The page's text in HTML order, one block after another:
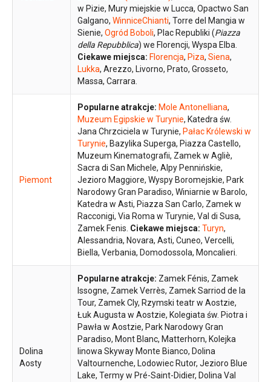
w Pizie, Mury miejskie w Lucca, Opactwo San
Galgano, WinniceChianti, Torre del Mangia w
Sienie, Ogród Boboli, Plac Republiki (Piazza
della Repubblica) we Florencji, Wyspa Elba.
Ciekawe miejsca: Florencja, Piza, Siena,
Lukka, Arezzo, Livorno, Prato, Grosseto,
Massa, Carrara.
Piemont
Popularne atrakcje: Mole Antonelliana,
Muzeum Egipskie w Turynie, Katedra św.
Jana Chrzciciela w Turynie, Pałac Królewski w
Turynie, Bazylika Superga, Piazza Castello,
Muzeum Kinematografii, Zamek w Agliè,
Sacra di San Michele, Alpy Pennińskie,
Jezioro Maggiore, Wyspy Boromejskie, Park
Narodowy Gran Paradiso, Winiarnie w Barolo,
Katedra w Asti, Piazza San Carlo, Zamek w
Racconigi, Via Roma w Turynie, Val di Susa,
Zamek Fenis. Ciekawe miejsca: Turyn,
Alessandria, Novara, Asti, Cuneo, Vercelli,
Biella, Verbania, Domodossola, Moncalieri.
Dolina
Aosty
Popularne atrakcje: Zamek Fénis, Zamek
Issogne, Zamek Verrès, Zamek Sarriod de la
Tour, Zamek Cly, Rzymski teatr w Aostzie,
Łuk Augusta w Aostzie, Kolegiata św. Piotra i
Pawła w Aostzie, Park Narodowy Gran
Paradiso, Mont Blanc, Matterhorn, Kolejka
linowa Skyway Monte Bianco, Dolina
Valtournenche, Lodowiec Rutor, Jezioro Blue
Lake, Termy w Pré-Saint-Didier, Dolina Val